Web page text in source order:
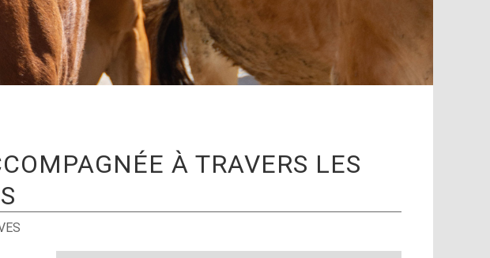
À TRAVERS LES